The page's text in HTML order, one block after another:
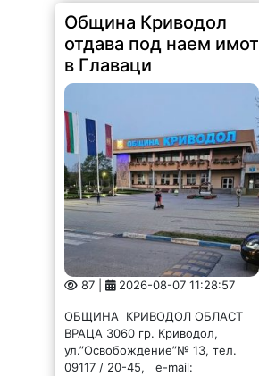
Община Криводол
отдава под наем имот
в Главаци
87 | 2026-08-07 11:28:57
ОБЩИНА КРИВОДОЛ ОБЛАСТ
ВРАЦА 3060 гр. Криводол,
ул.”Освобождение”№ 13, тел.
09117 / 20-45, e-mail: